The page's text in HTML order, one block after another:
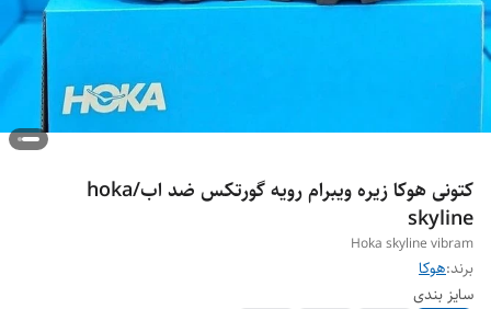
کتونی هوکا زیره ویبرام رویه گورتکس ضد اب/hoka
skyline
Hoka skyline vibram
برند:هوکا
سایز بندی